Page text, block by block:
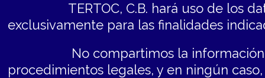
TERTOC, C.B. hará uso de los
exclusivamente para las finalidades
No compartimos la información
procedimientos legales, y en ningún